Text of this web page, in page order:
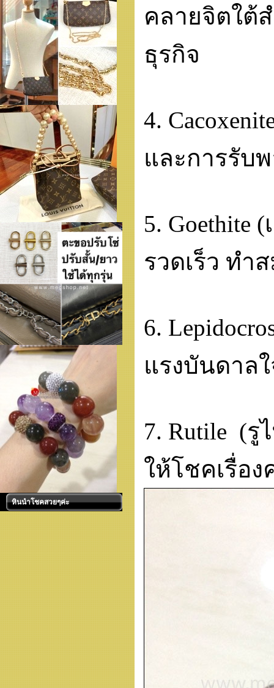
หินนำโชคสวยๆค่ะ
คลายจิตใต้
ธุรกิจ
4.
และการรับ
5. Goethite
รวดเร็ว ท
6.
แรงบันดาล
7. Rutile (
ให้โชคเรื่อ